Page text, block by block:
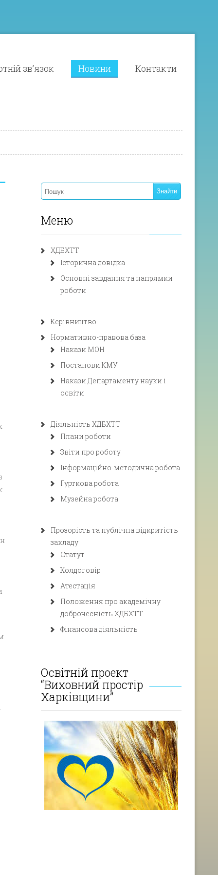
зв’язок Новини Контакти
Меню
ХДБХТТ
Історична довідка
Основні завдання та напрямки
роботи
Керівництво
Нормативно-правова база
Накази МОН
Постанови КМУ
Накази Департаменту науки і
освіти
Діяльність ХДБХТТ
Плани роботи
Звіти про роботу
Інформаційно-методична робота
Гурткова робота
Музейна робота
Прозорість та публічна відкритість
закладу
Статут
Колдоговір
Атестація
Положення про академічну
доброчесність ХДБХТТ
Фінансова діяльність
Освітній проект
“Виховний простір
Харківщини”